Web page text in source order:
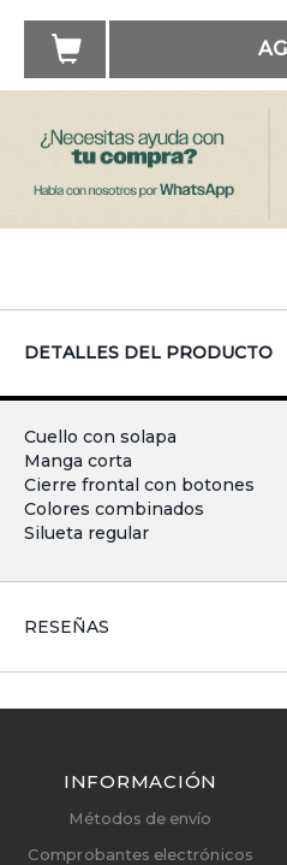
DETALLES DEL PRODUCTO
Cuello con solapa
Manga corta
Cierre frontal con botones
Colores combinados
Silueta regular
RESEÑAS
INFORMACIÓN
Métodos de envío
Comprobantes electrónicos